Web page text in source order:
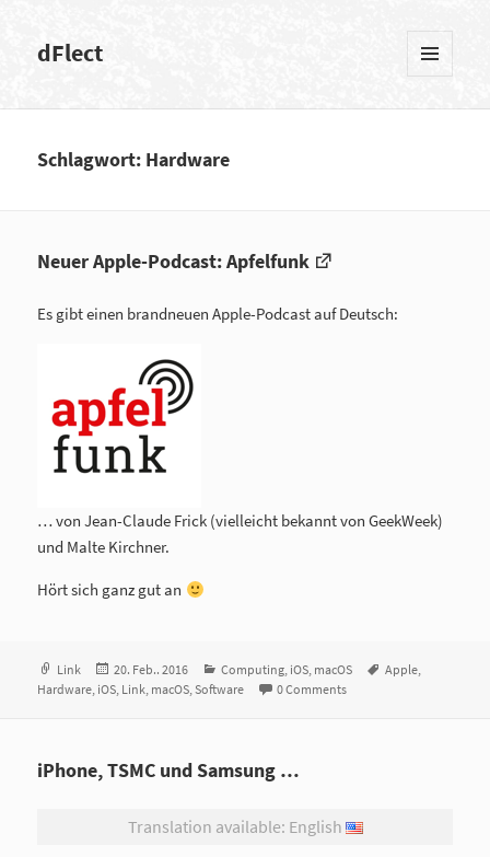
dFlect
Schlagwort: Hardware
Neuer Apple-Podcast: Apfelfunk
Es gibt einen brandneuen Apple-Podcast auf Deutsch:
… von Jean-Claude Frick (vielleicht bekannt von GeekWeek)
und Malte Kirchner.
Hört sich ganz gut an
Format
Link
Veröffentlicht
am
20. Feb.. 2016 Kategorien
Computing iOS macOS Tags
Apple
Hardware iOS Link macOS ,Software 0 Comments
iPhone, TSMC und Samsung …
Translation available: English